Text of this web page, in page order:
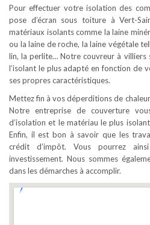
Pour effectuer votre isolation des
pose d’écran sous toiture à Vert-
matériaux isolants comme la laine
ou la laine de roche, la laine végétale
lin, la perlite… Notre couvreur à villiers
l’isolant le plus adapté en fonction de
ses propres caractéristiques.
Mettez fin à vos déperditions de
Notre entreprise de couverture
d’isolation et le matériau le plus
Enfin, il est bon à savoir que les
crédit d’impôt. Vous pourrez
investissement. Nous sommes
dans les démarches à accomplir.